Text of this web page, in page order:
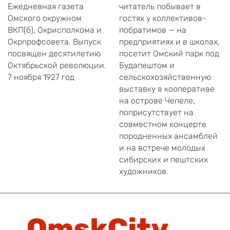
Ежедневная газета
Омского окружном
ВКП(б), Окрисполкома и
Окрпрофсовета. Выпуск
посвящен десятилетию
Октябрьской революции.
7 ноября 1927 год
читатель побывает в
гостях у коллективов-
побратимов — на
предприятиях и в школах,
посетит Омский парк под
Будапештом и
сельскохозяйственную
выставку в кооперативе
на острове Чепеле,
поприсутствует на
совместном концерте
породненных ансамблей
и на встрече молодых
сибирских и пештских
художников.